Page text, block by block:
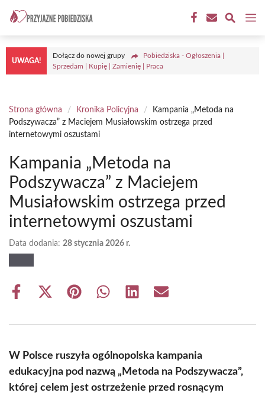
treści
UWAGA!
Dołącz do nowej grupy
Pobiedziska - Ogłoszenia |
Sprzedam | Kupię | Zamienię | Praca
Strona główna / Kronika Policyjna /
Kampania „Metoda na
Podszywacza” z Maciejem Musiałowskim ostrzega przed
internetowymi oszustami
Kampania „Metoda na
Podszywacza” z Maciejem
Musiałowskim ostrzega przed
internetowymi oszustami
Data dodania: 28 stycznia 2026 r.
Share
Share
(Twitter)
Share Share Share Share
W Polsce ruszyła ogólnopolska kampania
edukacyjna pod nazwą „Metoda na Podszywacza”,
której celem jest ostrzeżenie przed rosnącym